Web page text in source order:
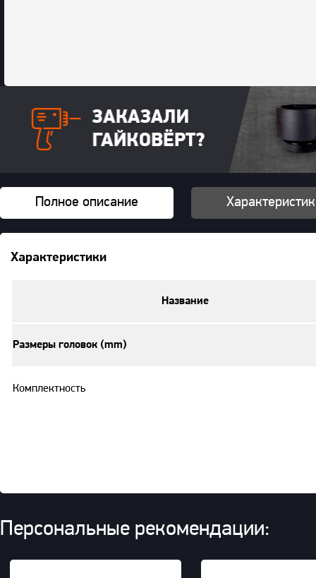
Полное описание
Характеристики
Название
Размеры головок (mm)
Комплектность
Персональные рекомендации: